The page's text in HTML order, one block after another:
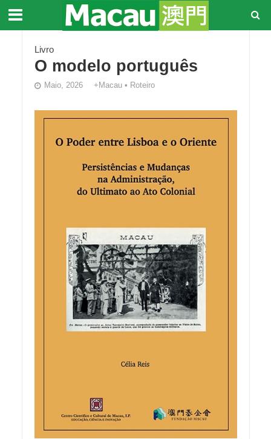
Livro
O modelo português
Maio, 2026 +Macau • Roteiro